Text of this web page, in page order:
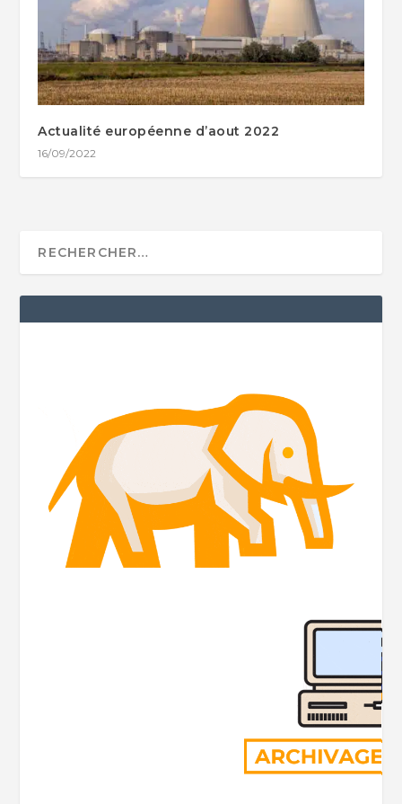
Actualité européenne d’aout 2022
16/09/2022